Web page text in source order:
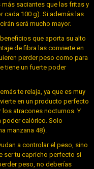
saciantes que las fritas y
cada 100 g). Si además las
será mucho mayor.
que aporta su alto
de fibra las convierte en
perder peso como para
tiene un fuerte poder
te relaja, ya que es muy
en un producto perfecto
los atracones nocturnos. Y
poder calórico. Solo
manzana 48).
a controlar el peso, sino
ser tu capricho perfecto si
peso, no deberías